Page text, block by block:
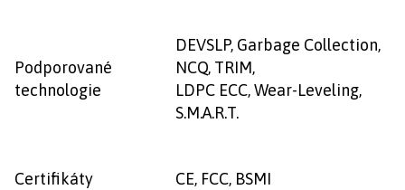
Podporované
technologie
DEVSLP, Garbage Collection,
NCQ, TRIM,
LDPC ECC, Wear-Leveling,
S.M.A.R.T.
Certifikáty CE, FCC, BSMI